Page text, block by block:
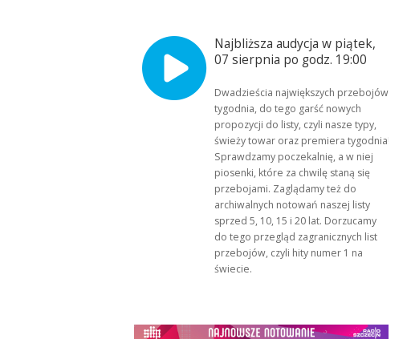
Najbliższa audycja w piątek,
07 sierpnia po godz. 19:00
Dwadzieścia największych przebojów
tygodnia, do tego garść nowych
propozycji do listy, czyli nasze typy,
świeży towar oraz premiera tygodnia!
Sprawdzamy poczekalnię, a w niej
piosenki, które za chwilę staną się
przebojami. Zaglądamy też do
archiwalnych notowań naszej listy
sprzed 5, 10, 15 i 20 lat. Dorzucamy
do tego przegląd zagranicznych list
przebojów, czyli hity numer 1 na
świecie.